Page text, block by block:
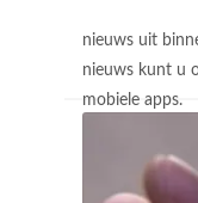
nieuws uit
nieuws kunt u
mobiele apps.